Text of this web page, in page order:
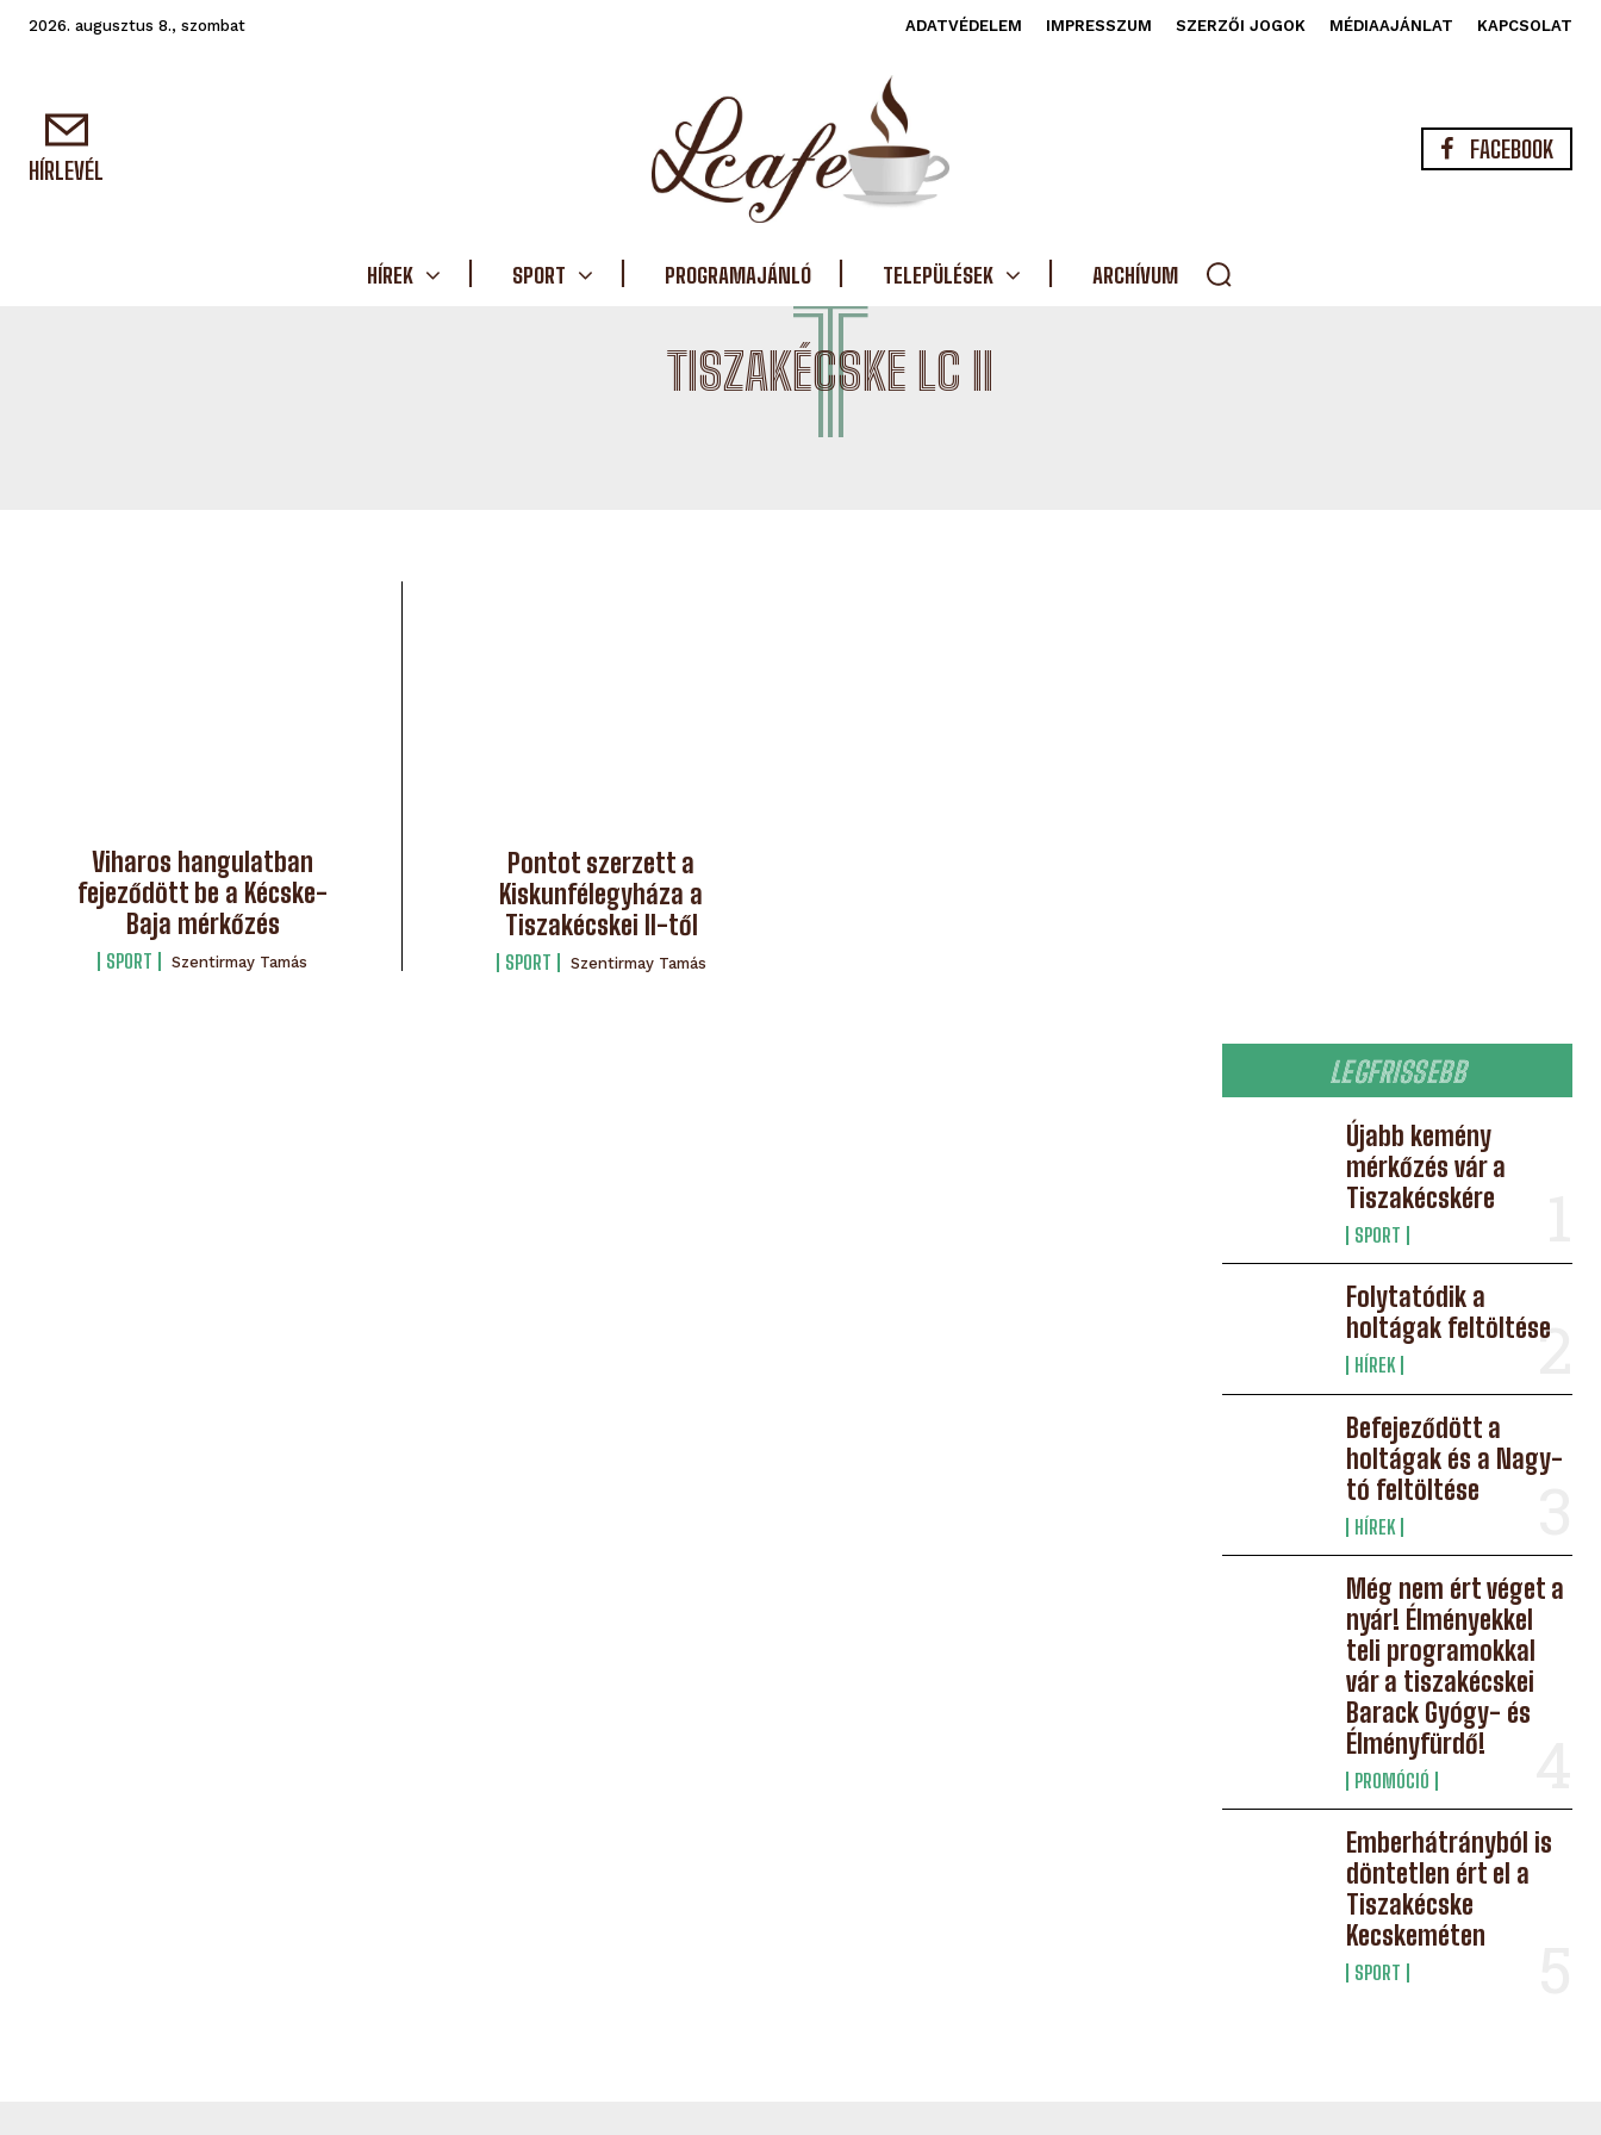
2026. augusztus 8., szombat ADATVÉDELEM IMPRESSZUM SZERZŐI JOGOK MÉDIAAJÁNLAT KAPCSOLAT
HÍRLEVÉL
FACEBOOK
HÍREK SPORT PROGRAMAJÁNLÓ TELEPÜLÉSEK ARCHÍVUM
TISZAKÉCSKE LC II
T
Viharos hangulatban
fejeződött be a Kécske-
Baja mérkőzés
SPORT Szentirmay Tamás
Pontot szerzett a
Kiskunfélegyháza a
Tiszakécskei II-től
SPORT Szentirmay Tamás
LEGFRISSEBB
Újabb kemény
mérkőzés vár a
Tiszakécskére
SPORT
Folytatódik a
holtágak feltöltése
HÍREK
Befejeződött a
holtágak és a Nagy-
tó feltöltése
HÍREK
Még nem ért véget a
nyár! Élményekkel
teli programokkal
vár a tiszakécskei
Barack Gyógy- és
Élményfürdő!
PROMÓCIÓ
Emberhátrányból is
döntetlen ért el a
Tiszakécske
Kecskeméten
SPORT